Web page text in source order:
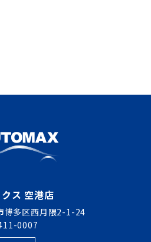
ス 空港店
博多区西月隈2-1-24
0007